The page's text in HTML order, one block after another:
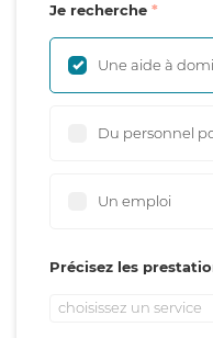
Je recherche
Une aide à
Du personnel
Un emploi
Précisez les
choisissez un service